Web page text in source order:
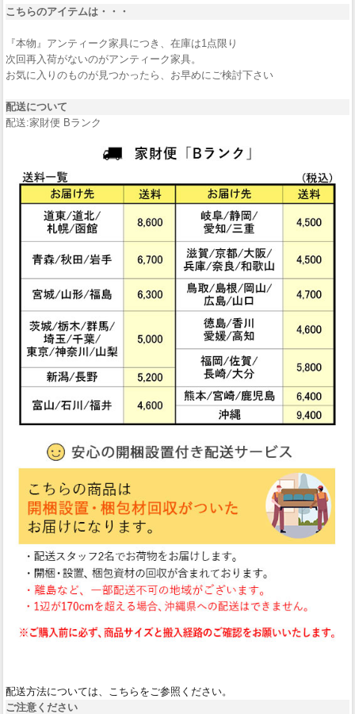
こちらのアイテムは・・・
『本物』アンティーク家具につき、在庫は1点限り
次回再入荷がないのがアンティーク家具。
お気に入りのものが見つかったら、お早めにご検討下さい
配送について
配送:家財便 Bランク
配送方法については、こちらをご参照ください。
ご注意ください